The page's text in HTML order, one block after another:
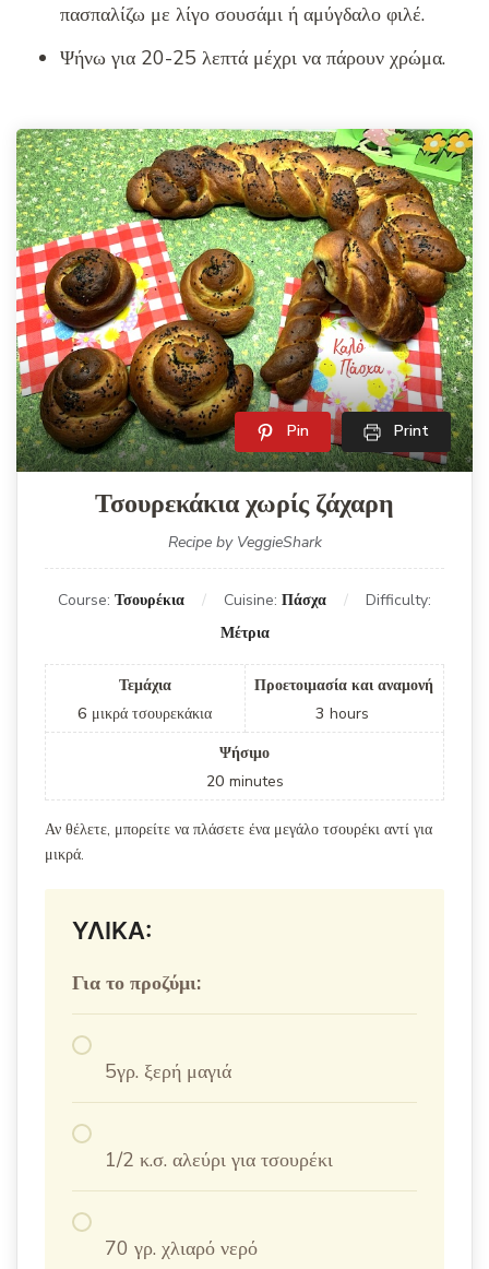
πασπαλίζω με λίγο σουσάμι ή αμύγδαλο φιλέ.
Ψήνω για 20-25 λεπτά μέχρι να πάρουν χρώμα.
Pin Print
Τσουρεκάκια χωρίς ζάχαρη
Recipe by VeggieShark
Course: Τσουρέκια Cuisine: Πάσχα
Difficulty:
Μέτρια
Τεμάχια
6 μικρά τσουρεκάκια
Προετοιμασία και αναμονή
3 hours
Ψήσιμο
20 minutes
Αν θέλετε, μπορείτε να πλάσετε ένα μεγάλο τσουρέκι αντί για
μικρά.
ΥΛΙΚΑ:
Για το προζύμι:
5γρ. ξερή μαγιά
1/2 κ.σ. αλεύρι για τσουρέκι
70 γρ. χλιαρό νερό